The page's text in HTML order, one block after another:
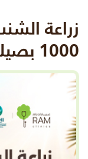
زراعة
1000 بصيلة